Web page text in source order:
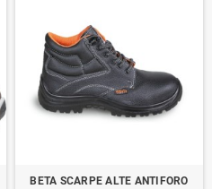
BETA SCARPE ALTE ANTIFORO